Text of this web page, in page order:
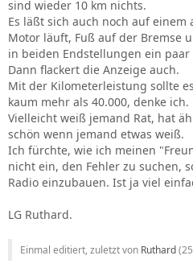
sind wieder 10 km nichts.
Es läßt sich auch noch auf
Motor läuft, Fuß auf der Bremse
in beiden Endstellungen ein
Dann flackert die Anzeige auch.
Mit der Kilometerleistung sollte
kaum mehr als 40.000, denke ich.
Vielleicht weiß jemand Rat, hat
schön wenn jemand etwas weiß.
Ich fürchte, wie ich meinen
nicht ein, den Fehler zu suchen,
Radio einzubauen. Ist ja viel
LG Ruthard.
Einmal editiert, zuletzt von Ruthard(